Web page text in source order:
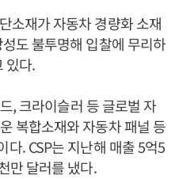
소재가 자동차 경량화 소재
도 불투명해 입찰에 무리하
있다.
, 크라이슬러 등 글로벌 자
복합소재와 자동차 패널 등
다. CSP는 지난해 매출 5억5
만 달러를 냈다.